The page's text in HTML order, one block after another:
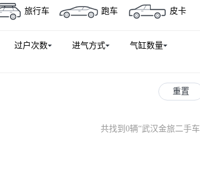
旅行车 跑车
皮卡
过户次数 进气方式
气缸数量
重置
共找到0辆“武汉金旅二手车